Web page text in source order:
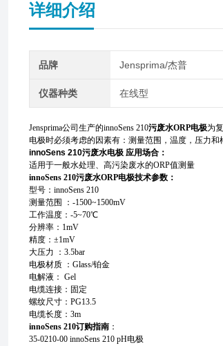
详细介绍
品牌 Jensprima/杰普
仪器种类 在线型
Jensprima公司生产的innoSens 210污废水ORP电极为
电极时必须考虑的因素有：测量范围，温度，压力和
innoSens 210污废水电极 应用场合：
适用于一般水处理、高污染废水的ORP值测量
innoSens 210污废水ORP电极技术参数：
型号：innoSens 210
测量范围 ：-1500~1500mV
工作温度：-5~70℃
分辨率：1mV
精度：±1mV
大压力 ：3.5bar
电极材质 ：Glass/铂金
电解液： Gel
电缆连接：固定
螺纹尺寸：PG13.5
电缆长度：3m
innoSens 210订购指南：
35-0210-00 innoSens 210 pH电极